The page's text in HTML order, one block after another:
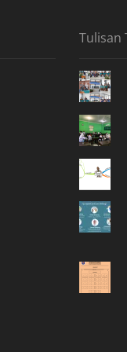
Tulisan